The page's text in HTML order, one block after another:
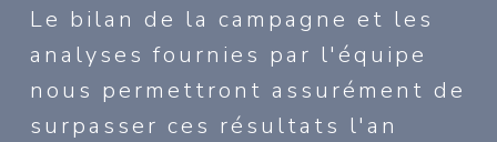
Le bilan de la campagne et les
analyses fournies par l'équipe
nous permettront assurément de
surpasser ces résultats l'an